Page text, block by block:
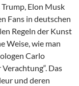
Elon Musk
Fans in deutschen
Regeln der Kunst
Weise, wie man
Carlo
Das
und deren